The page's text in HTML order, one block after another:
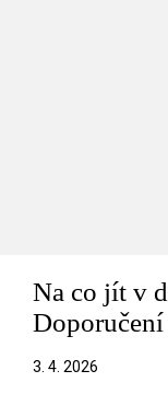
Na co jít v
Doporučení
3. 4. 2026